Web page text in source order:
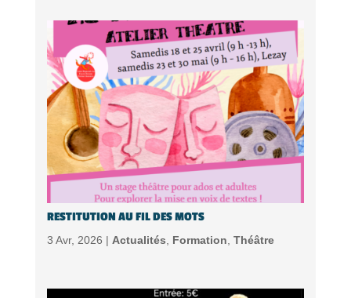
RESTITUTION AU FIL DES MOTS
3 Avr, 2026 | Actualités Formation Théâtre